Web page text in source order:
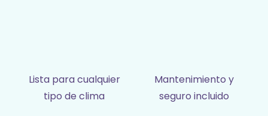
Lista para cualquier
tipo de clima
Mantenimiento y
seguro incluido